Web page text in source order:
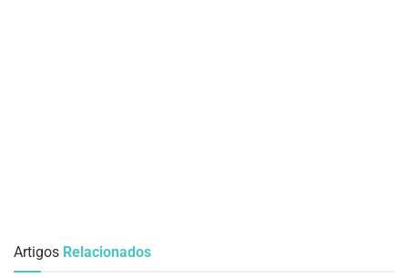
Artigos Relacionados